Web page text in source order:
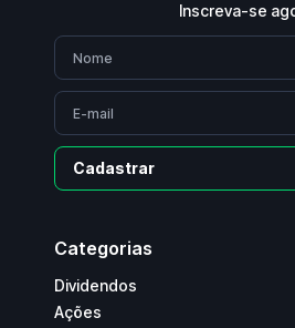
Inscreva-se
Cadastrar
Categorias
Dividendos
Ações